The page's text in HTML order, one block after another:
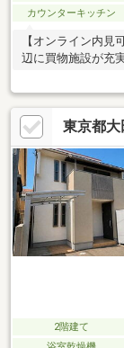
カウンターキッチン
【オンライン内見
辺に買物施設が充
東京都大
2階建て